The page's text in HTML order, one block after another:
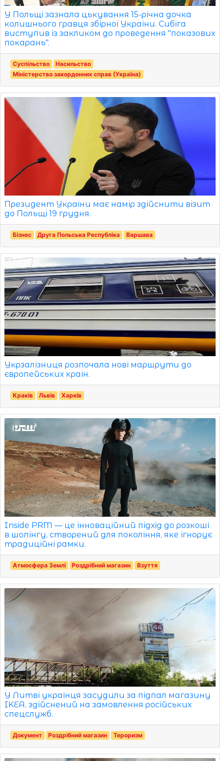
У Польщі зазнала цькування 15-річна дочка
колишнього гравця збірної України. Сибіга
виступив із закликом до проведення "показових
покарань".
Суспільство
Насильство
Міністерство закордонних справ (Україна)
Президент України має намір здійснити візит
до Польщі 19 грудня.
Бізнес Друга Польська Республіка Варшава
Укрзалізниця розпочала нові маршрути до
європейських країн.
Краків Львів Харків
Inside PRM — це інноваційний підхід до розкоші
в шопінгу, створений для покоління, яке ігнорує
традиційні рамки.
Атмосфера Землі Роздрібний магазин Взуття
У Литві українця засудили за підпал магазину
IKEA, здійснений на замовлення російських
спецслужб.
Документ Роздрібний магазин Тероризм